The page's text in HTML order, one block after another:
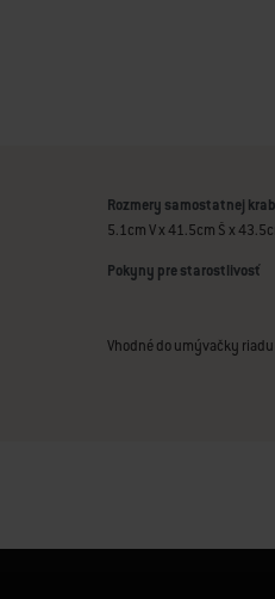
Rozmery samostatnej
5.1cm V x 41.5cm Š x
Pokyny pre starostlivosť
Vhodné do umývačky riadu